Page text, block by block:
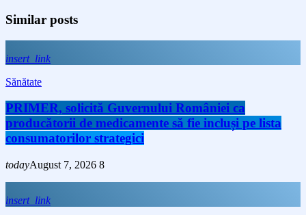
Similar posts
insert_link
Sănătate
PRIMER, solicită Guvernului României ca
producătorii de medicamente să fie incluși pe lista
consumatorilor strategici
todayAugust 7, 2026 8
insert_link